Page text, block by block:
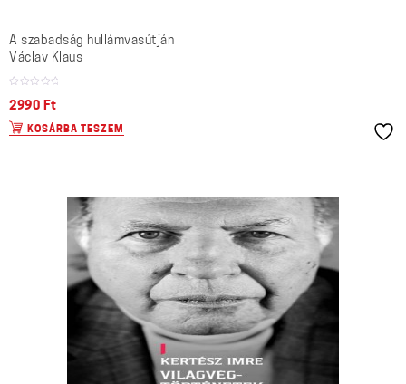
A szabadság hullámvasútján
Václav Klaus
2990 Ft
KOSÁRBA TESZEM